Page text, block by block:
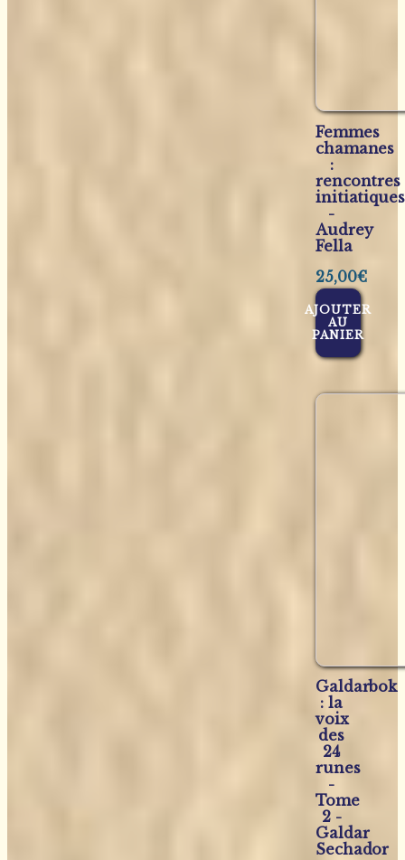
Femmes
chamanes
:
rencontres
initiatiques
-
Audrey
Fella
25,00€
AJOUTER
AU
PANIER
Galdarbok
: la
voix
des
24
runes
-
Tome
2 -
Galdar
Sechador